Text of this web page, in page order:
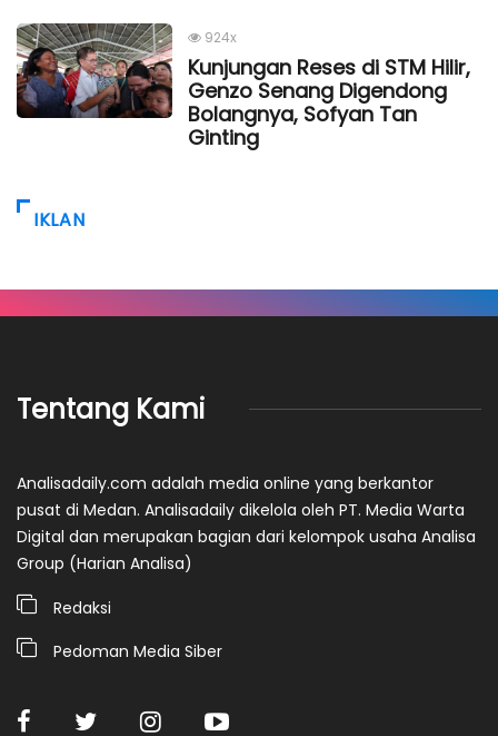
924x
Kunjungan Reses di STM Hilir,
Genzo Senang Digendong
Bolangnya, Sofyan Tan
Ginting
IKLAN
Tentang Kami
Analisadaily.com adalah media online yang berkantor
pusat di Medan. Analisadaily dikelola oleh PT. Media Warta
Digital dan merupakan bagian dari kelompok usaha Analisa
Group (Harian Analisa)
Redaksi
Pedoman Media Siber